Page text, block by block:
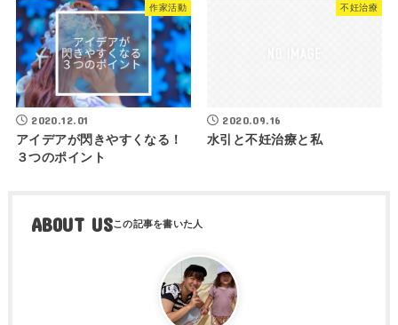
作家活動
2020.12.01
アイデアが閃きやすくなる！
３つのポイント
不妊治療
2020.09.16
水引と不妊治療と私
ABOUT US